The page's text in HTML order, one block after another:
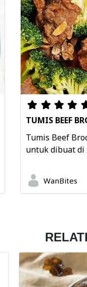
TUMIS BEEF
Tumis Beef
untuk dibuat di
WanBites